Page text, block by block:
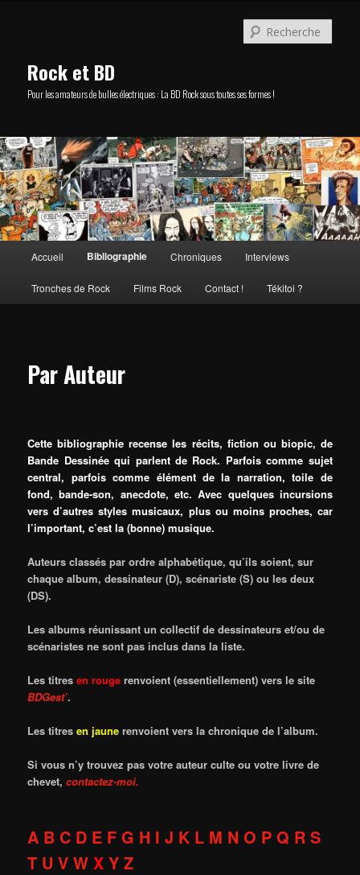
Rock et BD
Pour les amateurs de bulles électriques : La BD Rock sous toutes ses formes !
principal
Accueil Bibliographie Chroniques Interviews
Tronches de Rock Films Rock Contact ! Tékitoi ?
Par Auteur
Cette bibliographie recense les récits, fiction ou biopic, de
Bande Dessinée qui parlent de Rock. Parfois comme sujet
central, parfois comme élément de la narration, toile de
fond, bande-son, anecdote, etc. Avec quelques incursions
vers d’autres styles musicaux, plus ou moins proches, car
l’important, c’est la (bonne) musique.
Auteurs classés par ordre alphabétique, qu’ils soient, sur
chaque album, dessinateur (D), scénariste (S) ou les deux
(DS).
Les albums réunissant un collectif de dessinateurs et/ou de
scénaristes ne sont pas inclus dans la liste.
Les titresen rouge renvoient(essentiellement) vers lesite
BDGest’.
Les titresen jaune renvoient vers la chronique de l’album.
Si vous n’y trouvez pas votre auteur culte ou votre livre de
chevet, contactez-moi.
A B C D E F G H IJ K L M N O P Q R S
T UV WXY Z